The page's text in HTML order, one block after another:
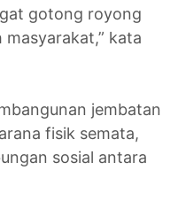
gotong royong
kata
jembatan
fisik semata,
sosial antara